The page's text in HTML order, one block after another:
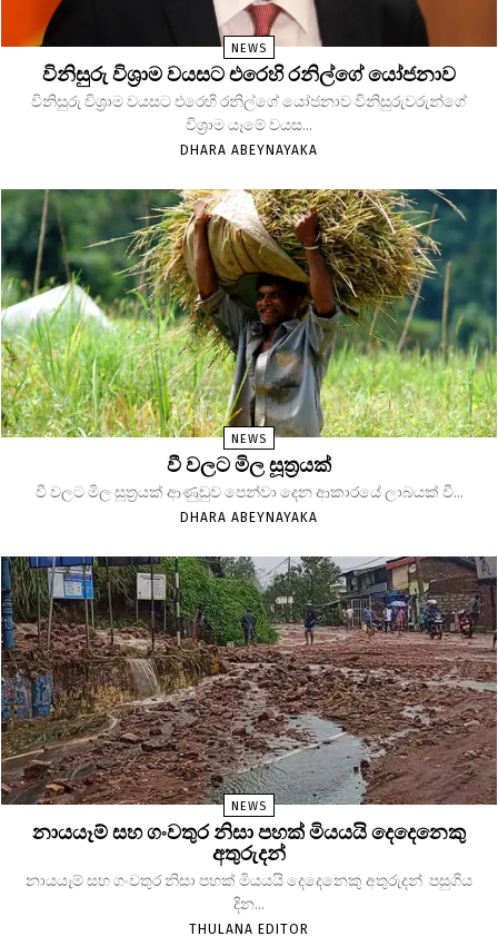
NEWS
විනිසුරු විශ්‍රාම වයසට එරෙහි රනිල්ගේ යෝජනාව
විනිසුරු විශ්‍රාම වයසට එරෙහි රනිල්ගේ යෝජනාව විනිසුරුවරුන්ගේ
විශ්‍රාම යෑමේ වයස...
DHARA ABEYNAYAKA
NEWS
වී වලට මිල සූත්‍රයක්
වී වලට මිල සූත්‍රයක් ආණුඩුව පෙන්වා දෙන ආකාරයේ ලාබයක් වී...
DHARA ABEYNAYAKA
NEWS
නායයෑම් සහ ගංවතුර නිසා පහක් මියයයි දෙදෙනෙකු
අතුරුදන්
නායයෑම් සහ ගංවතුර නිසා පහක් මියයයි දෙදෙනෙකු අතුරුදන් පසුගිය
දින...
THULANA EDITOR